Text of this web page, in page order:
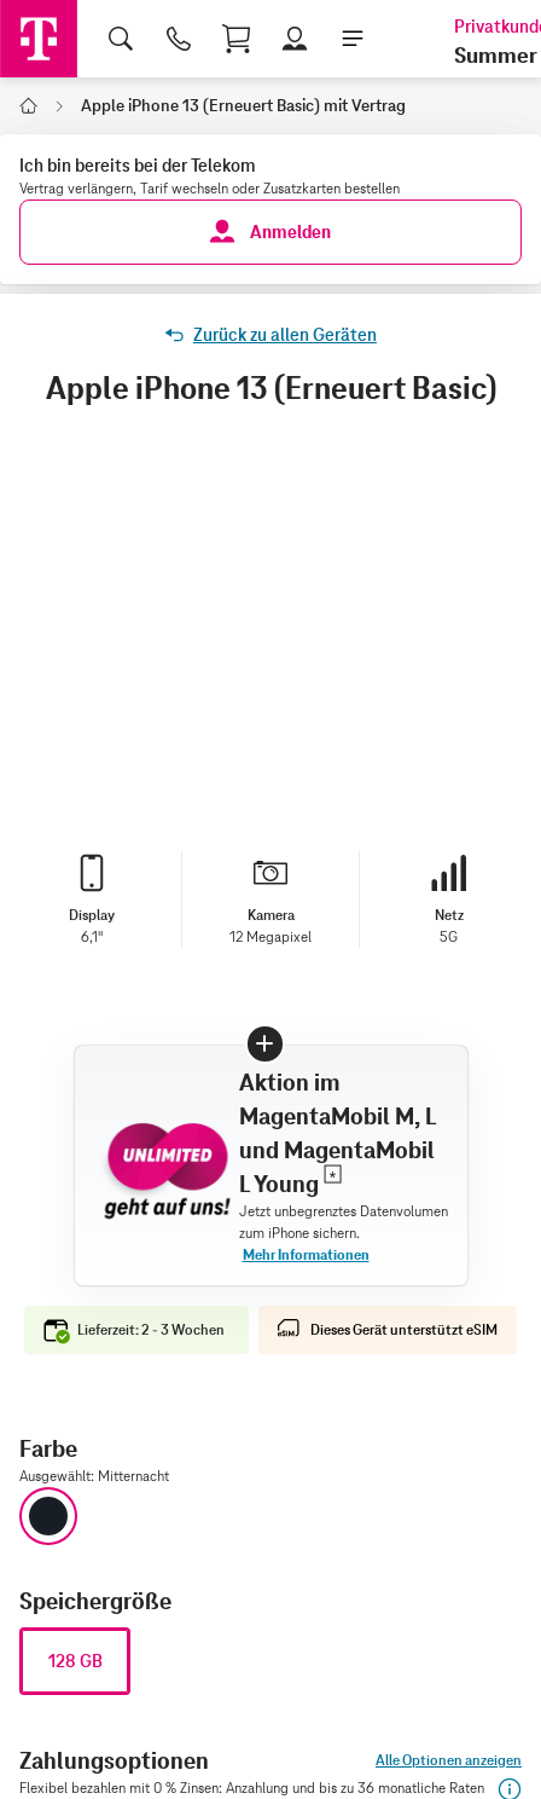
Shopping Cart
Summer
Home Apple iPhone 13 (Erneuert Basic) mit Vertrag
Ich bin bereits bei der Telekom
Vertrag verlängern, Tarif wechseln oder Zusatzkarten bestellen
Anmelden
Zurück zu allen Geräten
Apple iPhone 13 (Erneuert Basic)
Display
6,1"
Kamera
12 Megapixel
Netz
5G
Aktion im
MagentaMobil M, L
und MagentaMobil
L Young
Lieferzeit: 2 - 3 Wochen Dieses Gerät unterstützt eSIM
Farbe
Ausgewählt: Mitternacht
Speichergröße
128 GB
Zahlungsoptionen
Alle Optionen anzeigen
Flexibel bezahlen mit 0 % Zinsen: Anzahlung und bis zu 36 monatliche Raten